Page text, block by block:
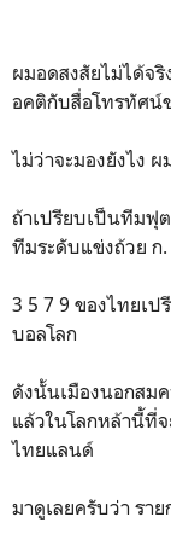
ผมอดสงสัยไม่ได้จ
อคติกับสื่อโทรทัศน์
ไม่ว่าจะมองยังไง
ถ้าเปรียบเป็นทีมฟุต
ทีมระดับแข่งถ้วย ก.
3 5 7 9 ของไทยเ
บอลโลก
ดังนั้นเมืองนอกสม
แล้วในโลกหล้านี้ที่
ไทยแลนด์
มาดูเลยครับว่า รา